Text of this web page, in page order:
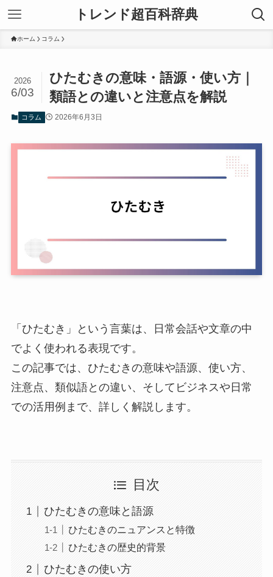
トレンド超百科辞典
ホーム コラム
ひたむきの意味・語源・使い方｜
類語との違いと注意点を解説
2026
6/03
コラム 2026年6月3日
「ひたむき」という言葉は、日常会話や文章の中
でよく使われる表現です。
この記事では、ひたむきの意味や語源、使い方、
注意点、類似語との違い、そしてビジネスや日常
での活用例まで、詳しく解説します。
目次
ひたむきの意味と語源
ひたむきのニュアンスと特徴
ひたむきの歴史的背景
ひたむきの使い方